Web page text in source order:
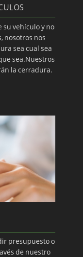
su vehículo y no
nosotros nos
sea cual sea
sea.Nuestros
la cerradura.
presupuesto o
de nuestro